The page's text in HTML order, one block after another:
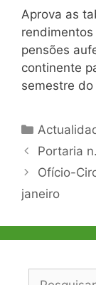
Aprova as
pensões
continente
semestre
Navegação
de
Portaria
Ofício-
janeiro
Pesquisar